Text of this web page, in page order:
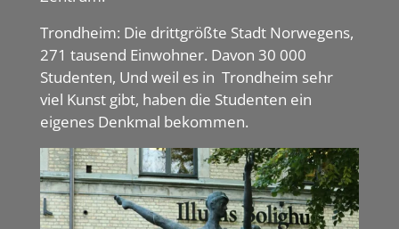
Trondheim: Die drittgrößte Stadt Norwegens,
271 tausend Einwohner. Davon 30 000
Studenten, Und weil es in Trondheim sehr
viel Kunst gibt, haben die Studenten ein
eigenes Denkmal bekommen.